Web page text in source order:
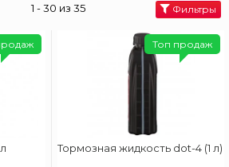
1 - 30 из 35 Фильтры
Тормозная жидкость dot-4 (1 л)
Топ продаж